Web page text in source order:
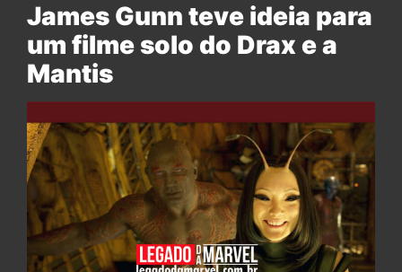
James Gunn teve ideia para
um filme solo do Drax e a
Mantis